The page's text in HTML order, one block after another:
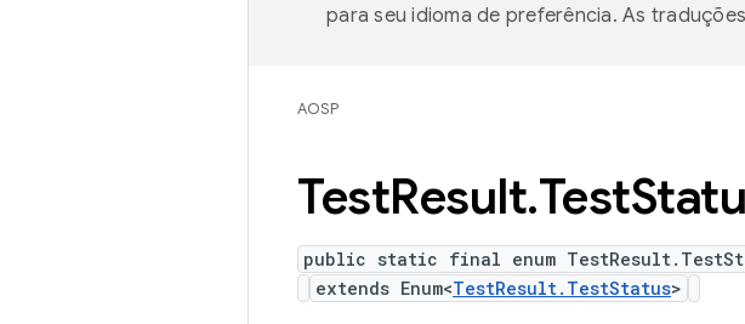
para seu idioma de preferência. As
AOSP
TestResult.Test
public static final enum
extends Enum<TestResult.TestStatus>